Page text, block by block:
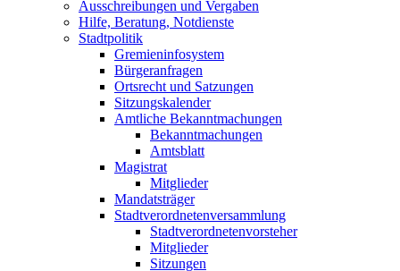
Ausschreibungen und Vergaben
Hilfe, Beratung, Notdienste
Stadtpolitik
Gremieninfosystem
Bürgeranfragen
Ortsrecht und Satzungen
Sitzungskalender
Amtliche Bekanntmachungen
Bekanntmachungen
Amtsblatt
Magistrat
Mitglieder
Mandatsträger
Stadtverordnetenversammlung
Stadtverordnetenvorsteher
Mitglieder
Sitzungen